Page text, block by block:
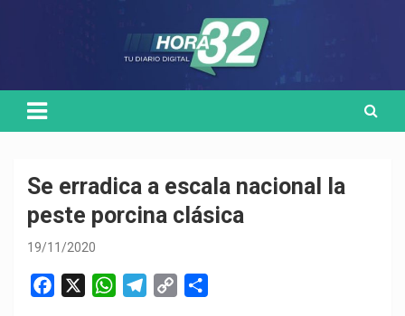
Se erradica a escala nacional la
peste porcina clásica
19/11/2020
W